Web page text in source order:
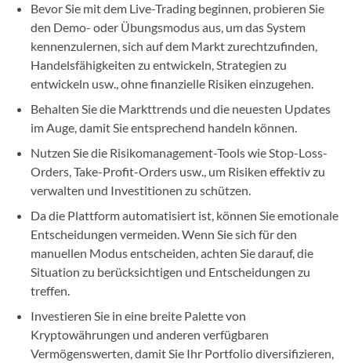
Bevor Sie mit dem Live-Trading beginnen, probieren Sie
den Demo- oder Übungsmodus aus, um das System
kennenzulernen, sich auf dem Markt zurechtzufinden,
Handelsfähigkeiten zu entwickeln, Strategien zu
entwickeln usw., ohne finanzielle Risiken einzugehen.
Behalten Sie die Markttrends und die neuesten Updates
im Auge, damit Sie entsprechend handeln können.
Nutzen Sie die Risikomanagement-Tools wie Stop-Loss-
Orders, Take-Profit-Orders usw., um Risiken effektiv zu
verwalten und Investitionen zu schützen.
Da die Plattform automatisiert ist, können Sie emotionale
Entscheidungen vermeiden. Wenn Sie sich für den
manuellen Modus entscheiden, achten Sie darauf, die
Situation zu berücksichtigen und Entscheidungen zu
treffen.
Investieren Sie in eine breite Palette von
Kryptowährungen und anderen verfügbaren
Vermögenswerten, damit Sie Ihr Portfolio diversifizieren,